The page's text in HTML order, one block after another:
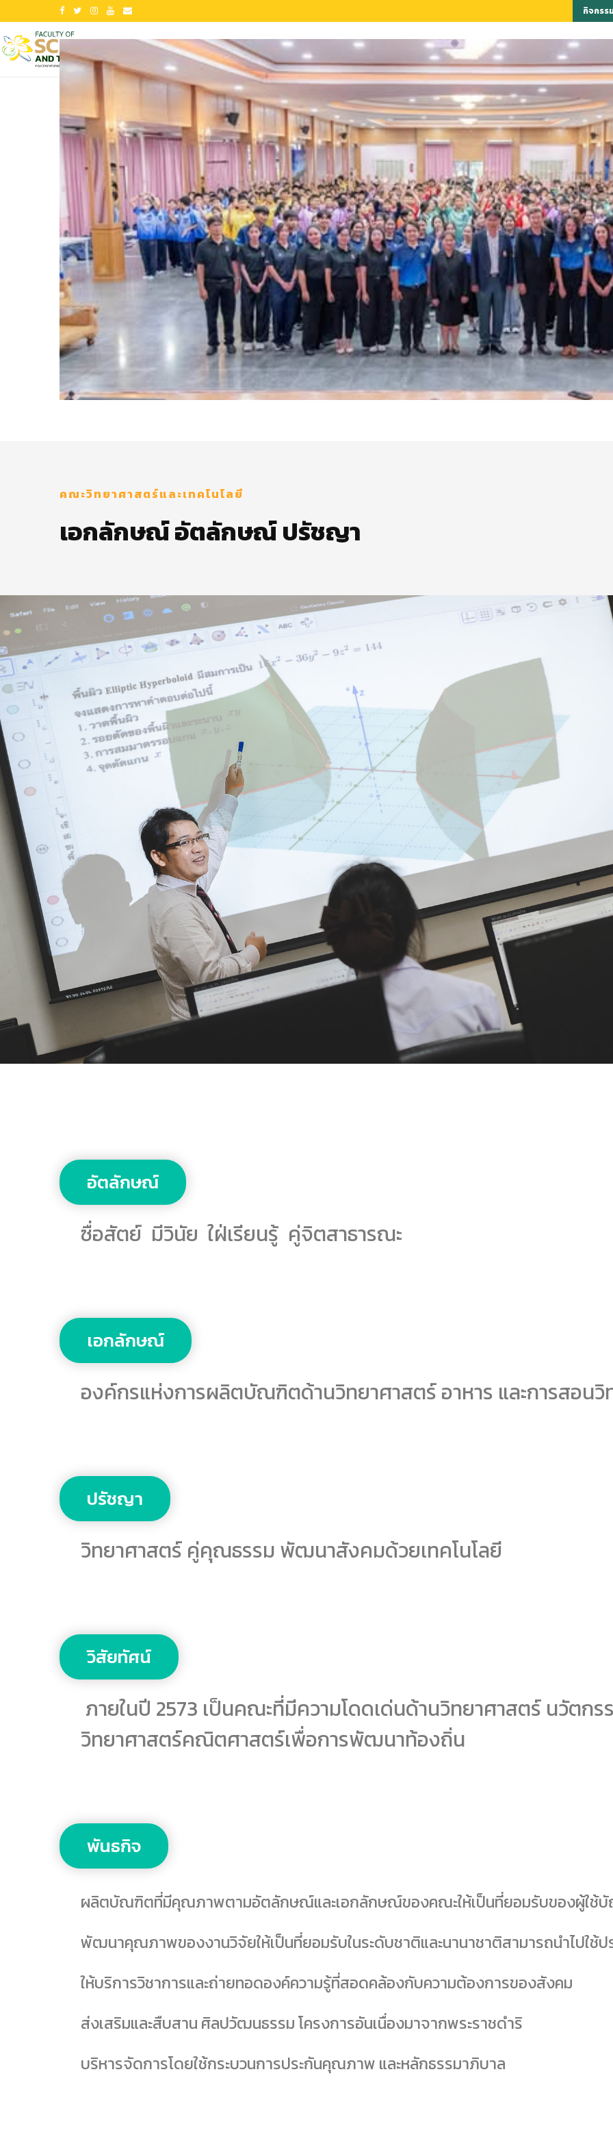
กิจกรร
ประกาศรายชื่อผู้ผ่านการคัดเลือกเพื่อยืนยันสิทธิ์เข้าศึกษาต่อระดับปริญญาตรี คณะวิทยาศาสตร์และเทคโนโลยี ประจำปีการศึกษา 2568 (โคตา
หน้าแรก ข้อมูลเกี่ยวกับคณะ ข่าวประชาสัมพันธ์ งานวิชาการและหลักสูตร การบริการ ด
คณะวิทยาศาสตร์และเทคโนโลยี
เอกลักษณ์ อัตลักษณ์ ปรัชญา
อัตลักษณ์
ซื่อสัตย์ มีวินัย ใฝ่เรียนรู้ คู่จิตสาธารณะ
เอกลักษณ์
องค์กรแห่งการผลิตบัณฑิตด้านวิทยาศาสตร์ อาหาร และการสอน
ปรัชญา
วิทยาศาสตร์ คู่คุณธรรม พัฒนาสังคมด้วยเทคโนโลยี
วิสัยทัศน์
ภายในปี 2573 เป็นคณะที่มีความโดดเด่นด้านวิทยาศาสตร์ นวัตกร
วิทยาศาสตร์คณิตศาสตร์เพื่อการพัฒนาท้องถิ่น
พันธกิจ
ผลิตบัณฑิตที่มีคุณภาพตามอัตลักษณ์และเอกลักษณ์ของคณะให้เป็นที่ยอมรับของผู้ใช้บั
พัฒนาคุณภาพของงานวิจัยให้เป็นที่ยอมรับในระดับชาติและนานาชาติสามารถนำไปใช้ป
ให้บริการวิชาการและถ่ายทอดองค์ความรู้ที่สอดคล้องกับความต้องการของสังคม
ส่งเสริมและสืบสาน ศิลปวัฒนธรรม โครงการอันเนื่องมาจากพระราชดำริ
บริหารจัดการโดยใช้กระบวนการประกันคุณภาพ และหลักธรรมาภิบาล